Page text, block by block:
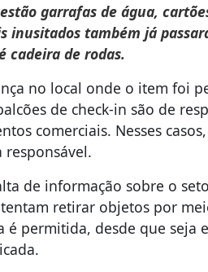
garrafas de água,
inusitados também já
cadeira de rodas.
no local onde o item foi
de check-in são de
comerciais. Nesses
de informação sobre o
retirar objetos por
é permitida, desde que seja